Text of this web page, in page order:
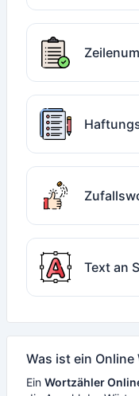
Text an
Was ist ein
Ein Wortzähler